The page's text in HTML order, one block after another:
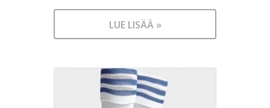
LUE LISÄÄ »